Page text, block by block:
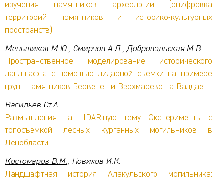
изучения памятников археологии (оцифровка
территорий памятников и историко-культурных
пространств)
Меньшиков М.Ю., Смирнов А.Л., Добровольская М.В.
Пространственное моделирование исторического
ландшафта с помощью лидарной съемки на примере
групп памятников Бервенец и Верхмарево на Валдае
Васильев Ст.А.
Размышления на LIDAR’ную тему. Эксперименты с
топосъемкой лесных курганных могильников в
Ленобласти
Костомаров В.М., Новиков И.К.
Ландшафтная история Алакульского могильника: